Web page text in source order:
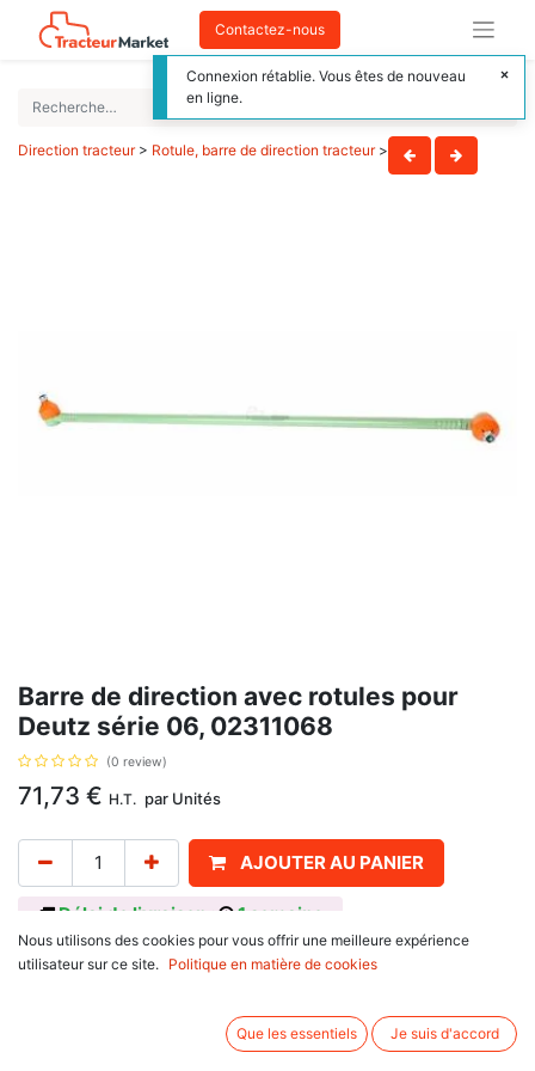
Contactez-nous
Direction tracteur> Rotule, barre de direction tracteur>
Barre de direction avec rotules pour
Deutz série 06, 02311068
(0 review)
71,73 € H.T. par Unités
AJOUTER AU PANIER
Délai de livraison : 1 semaine
Barre de direction avec rotules, avec pour référence d'origine 02311068,
Informations complémentaires:
Nous utilisons des cookies pour vous offrir une meilleure expérience
utilisateur sur ce site.
Politique en matière de cookies
Que les essentiels Je suis d'accord
Connexion rétablie. Vous êtes de nouveau
en ligne.